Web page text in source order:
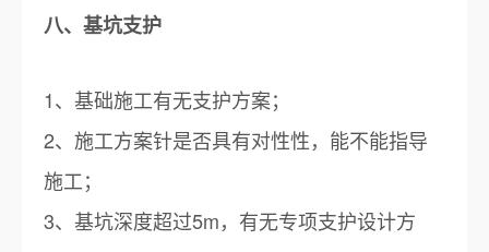
八、基坑支护
1、基础施工有无支护方案；
2、施工方案针是否具有对性性，能不能指导
施工；
3、基坑深度超过5m，有无专项支护设计方